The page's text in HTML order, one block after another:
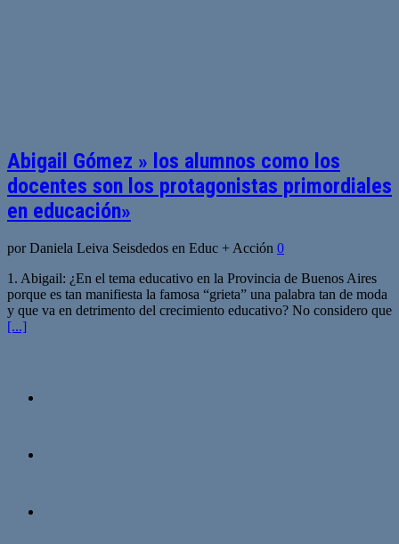
Abigail Gómez » los alumnos como los
docentes son los protagonistas primordiales
en educación»
por Daniela Leiva Seisdedos en Educ + Acción 0
1. Abigail: ¿En el tema educativo en la Provincia de Buenos Aires
porque es tan manifiesta la famosa “grieta” una palabra tan de moda
y que va en detrimento del crecimiento educativo? No considero que
[...]